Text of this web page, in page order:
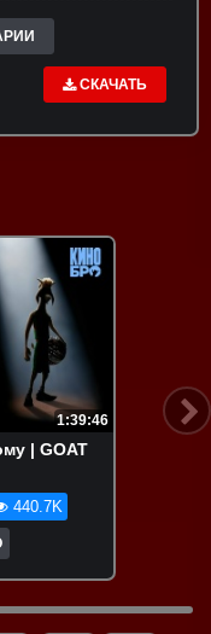
СКАЧАТЬ
1:39:46
| GOAT
440.7K